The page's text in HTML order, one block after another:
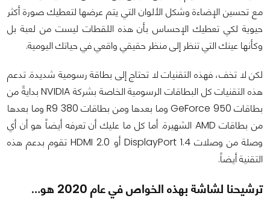
مع تحسين الإضاءة وشكل الألوان التي يتم عرضها لتعطيك صورة أكثر
حيوية لكي تعطيك الإحساس بأن هذه اللقطات ليست من لعبة بل
وكأنها عينك التي تنظر إلى منظر حقيقي واقعي في حياتك اليومية.
لكن لا تخف، فهذه التقنيات لا تحتاج إلى بطاقة رسومية شديدة. تدعم
هذه التقنيات كل البطاقات الرسومية الخاصة بشركة NVIDIA بدايةً من
بطاقات GeForce 950 وما بعدها ومن بطاقات R9 380 وما بعدها
من بطاقات AMD الشهيرة. أما كل ما عليك أن تعرفه أيضاً هو أن أي
وصلة من وصلات DisplayPort 1.4 أو HDMI 2.0 تقوم بدعم هذه
التقنية أيضاً.
ترشيحنا لشاشة بهذه الخواص في عام 2020 هو…